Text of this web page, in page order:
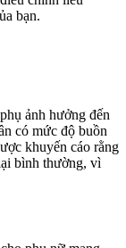
bạn.
ảnh hưởng đến
có mức độ buồn
khuyến cáo rằng
bình thường, vì